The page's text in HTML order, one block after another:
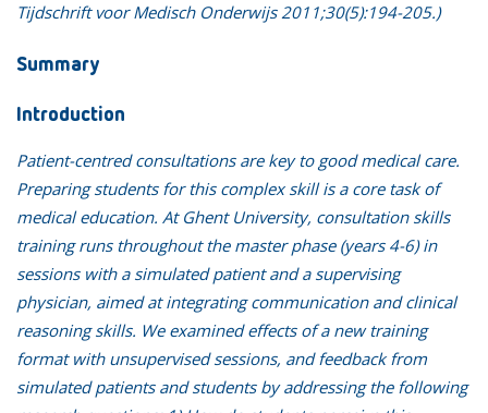
Tijdschrift voor Medisch Onderwijs 2011;30(5):194-205.)
Summary
Introduction
Patient-centred consultations are key to good medical care.
Preparing students for this complex skill is a core task of
medical education. At Ghent University, consultation skills
training runs throughout the master phase (years 4-6) in
sessions with a simulated patient and a supervising
physician, aimed at integrating communication and clinical
reasoning skills. We examined effects of a new training
format with unsupervised sessions, and feedback from
simulated patients and students by addressing the following